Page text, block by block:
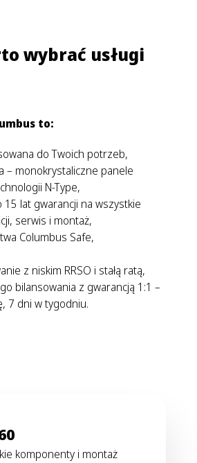
wybrać usługi
to:
do Twoich potrzeb,
– monokrystaliczne panele
N-Type,
15 lat gwarancji na wszystkie
serwis i montaż,
Columbus Safe,
z niskim RRSO i stałą ratą,
bilansowania z gwarancją 1:1 –
7 dni w tygodniu.
komponenty i montaż